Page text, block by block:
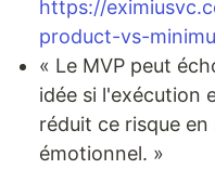
https://
product-vs-
« Le MVP peut
idée si l'exécution
réduit ce risque
émotionnel. »